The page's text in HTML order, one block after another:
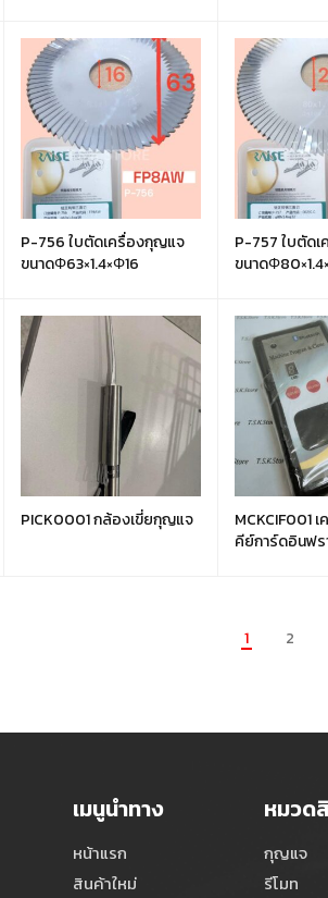
P-756 ใบตัดเครื่องกุญแจ
ขนาดΦ63×1.4×Φ16
P-757 ใบตัด
ขนาด
PICK0001 กล้องเขี่ยกุญแจ
MCKCIF001
คีย์การ์ดอินฟร
1 2
เมนูนำทาง
หน้าแรก
สินค้าใหม่
หมวด
กุญแจ
รีโมท